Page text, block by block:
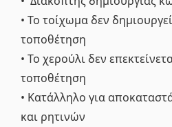
• Το τοίχωμα δεν
τοποθέτηση
• Το χερούλι δεν
τοποθέτηση
• Κατάλληλο για
και ρητινών